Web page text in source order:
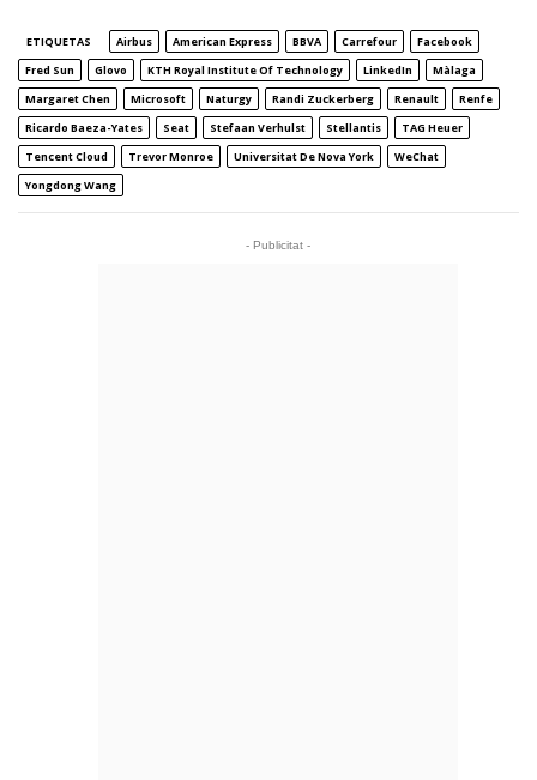
ETIQUETAS Airbus American Express BBVA Carrefour
Facebook
Fred Sun
Glovo KTH Royal Institute Of Technology LinkedIn
Màlaga
Margaret Chen
Microsoft Naturgy Randi Zuckerberg Renault
Renfe
Ricardo Baeza-Yates
Seat Stefaan Verhulst Stellantis
TAG Heuer
Tencent Cloud
Trevor Monroe Universitat De Nova York
WeChat
Yongdong Wang
- Publicitat -